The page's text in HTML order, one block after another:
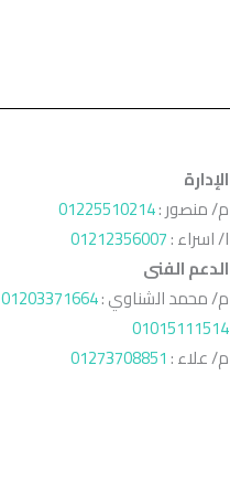
الإدارة
م/ منصور :01225510214
ا/ اسراء :01212356007
الدعم الفنى
م/ محمد الشناوي :01203371664
01015111514
م/ علاء :01273708851